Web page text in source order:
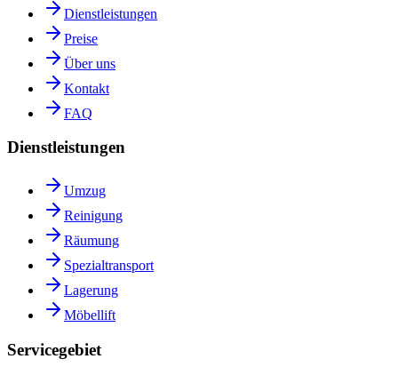
Dienstleistungen
Preise
Über uns
Kontakt
FAQ
Dienstleistungen
Umzug
Reinigung
Räumung
Spezialtransport
Lagerung
Möbellift
Servicegebiet